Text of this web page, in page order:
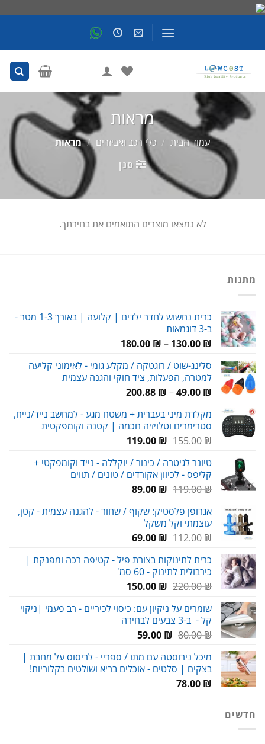
מראות
עמוד הבית / כלי רכב ואביזרים / מראות
סנן
לא נמצאו מוצרים התואמים את בחירתך.
מתנות
כרית נחשוש לחדר ילדים | קלועה | באורך 1-3 מטר -
ב-3 דוגמאות
130.00 ₪
–
180.00 ₪
עד
סלינג-שוט / רוגטקה / מקלע גומי - לאימוני קליעה
למטרה, הפעלות, ציד חוקי והגנה עצמית
49.00 ₪
–
200.88 ₪
טווח
עד
מקלדת מיני בעברית + משטח מגע - למחשב נייד/נייח,
סטרימרים וטלויזיה חכמה | קטנה וקומפקטית
155.00₪
המחיר
היה:
155.00 ₪.
119.00 ₪
המחיר
הוא:
119.00 ₪.
טיונר לגיטרה / כינור / יוקללה - נייד וקומפקטי +
קליפס - לכיוון אקורדים / טונים / תווים
119.00₪
המחיר
היה:
119.00 ₪.
89.00 ₪
המחיר
הוא:
אגרופן פלסטיק: שקוף / שחור - להגנה עצמית - קטן,
עוצמתי וקל משקל
112.00₪
המחיר
היה:
112.00 ₪.
69.00 ₪
המחיר
הוא:
69.00 ₪.
כרית לתינוקות בצורת פיל - קטיפה רכה ומפנקת |
כירבולית לתינוק - 60 סמ'
220.00₪
המחיר
היה:
220.00 ₪.
150.00 ₪
המחיר
הוא:
150.00 ₪.
שומרים על ניקיון עם: כיסוי לכיריים - רב פעמי |ניקוי
קל - ב-3 צבעים לבחירה
80.00₪
המחיר
היה:
80.00 ₪.
59.00 ₪
המחיר
הוא:
59.00 ₪.
מיכל נירוסטה עם מתז / ספריי - לריסוס על מחבת |
בצקים | סלטים - אוכלים בריא ושולטים בקלוריות!
78.00 ₪
חדשים